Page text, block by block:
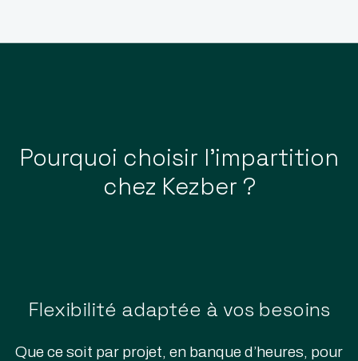
Pourquoi choisir l’impartition
chez Kezber ?
Flexibilité adaptée à vos besoins
Que ce soit par projet, en banque d’heures, pour